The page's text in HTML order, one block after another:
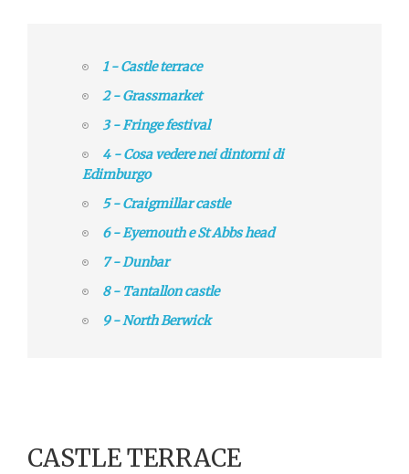
1 - Castle terrace
2 - Grassmarket
3 - Fringe festival
4 - Cosa vedere nei dintorni di
Edimburgo
5 - Craigmillar castle
6 - Eyemouth e St Abbs head
7 - Dunbar
8 - Tantallon castle
9 - North Berwick
CASTLE TERRACE